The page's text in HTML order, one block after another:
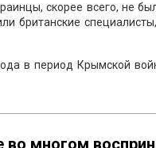
скорее всего, не
британские
в период Крымской
во многом